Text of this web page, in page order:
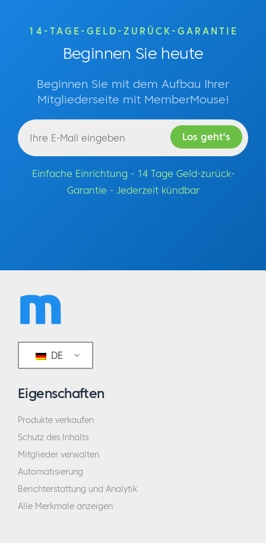
14-TAGE-GELD-ZURÜCK-GARANTIE
Beginnen Sie heute
Beginnen Sie mit dem Aufbau Ihrer
Mitgliederseite mit MemberMouse!
Einfache Einrichtung - 14 Tage Geld-zurück-
Garantie - Jederzeit kündbar
DE
Eigenschaften
Produkte verkaufen
Schutz des Inhalts
Mitglieder verwalten
Automatisierung
Berichterstattung und Analytik
Alle Merkmale anzeigen